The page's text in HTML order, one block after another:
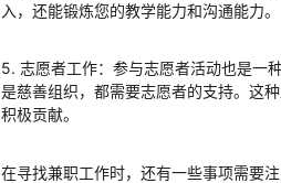
入，还能锻炼您的教学能力和沟通能力。
5. 志愿者工作：参与志愿者活动也是一
是慈善组织，都需要志愿者的支持。这
积极贡献。
在寻找兼职工作时，还有一些事项需要